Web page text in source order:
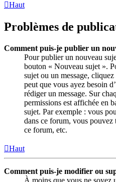
Haut
Problèmes de
Comment puis-je publier un
Pour publier un nouveau
bouton « Nouveau sujet ».
sujet ou un message,
peut que vous ayez besoin
rédiger un message. Sur
permissions est affichée en
sujet. Par exemple : vous
dans ce forum, vous pouvez
ce forum, etc.
Haut
Comment puis-je modifier ou